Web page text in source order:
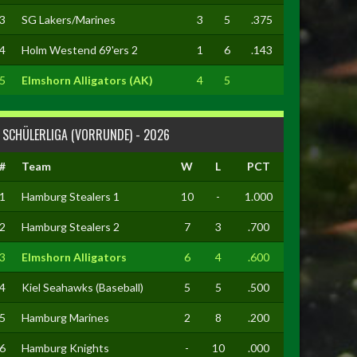
3 SG Lakers/Marines 3 5 .375
4 Holm Westend 69'ers 2 1 6 .143
5 Elmshorn Alligators (AK) 4 5
SCHÜLERLIGA (VORRUNDE) - 2026
# Team W L PCT
1 Hamburg Stealers 1 10 - 1.000
2 Hamburg Stealers 2 7 3 .700
3 Elmshorn Alligators 6 4 .600
4 Kiel Seahawks (Baseball) 5 5 .500
5 Hamburg Marines 2 8 .200
6 Hamburg Knights - 10 .000